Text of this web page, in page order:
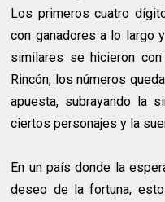
Los primeros cuatro
con ganadores a lo largo
similares se hicieron
Rincón, los números
apuesta, subrayando la
ciertos personajes y la
En un país donde la
deseo de la fortuna,